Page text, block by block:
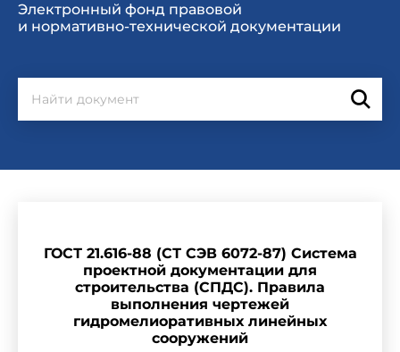
Электронный фонд правовой
и нормативно-технической документации
ГОСТ 21.616-88 (СТ СЭВ 6072-87) Система
проектной документации для
строительства (СПДС). Правила
выполнения чертежей
гидромелиоративных линейных
сооружений